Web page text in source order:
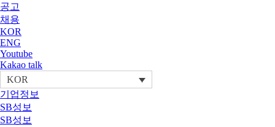
공고
채용
KOR
ENG
Youtube
Kakao talk
KOR
기업정보
SB성보
SB성보